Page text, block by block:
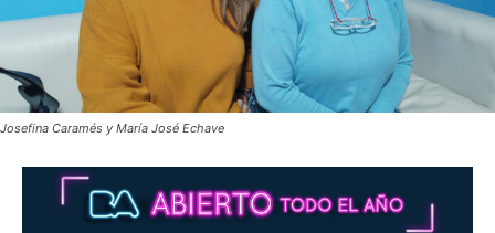
Josefina Caramés y María José Echave